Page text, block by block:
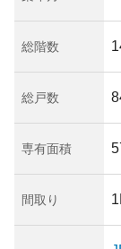
総階数
総戸数
専有面積
間取り